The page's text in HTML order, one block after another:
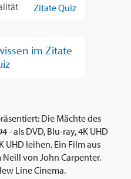
Zitate Quiz
im Zitate
Die Mächte des
- als DVD, Blu-ray, 4K UHD
UHD leihen. Ein Film aus
von John Carpenter.
Line Cinema.